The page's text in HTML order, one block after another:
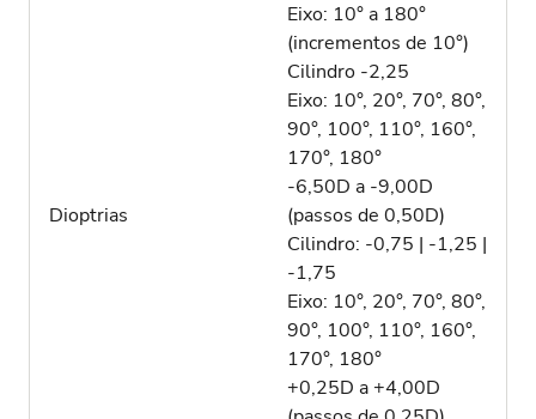
Dioptrias
Eixo: 10° a 180°
(incrementos de 10°)
Cilindro -2,25
Eixo: 10°, 20°, 70°, 80°,
90°, 100°, 110°, 160°,
170°, 180°
-6,50D a -9,00D
(passos de 0,50D)
Cilindro: -0,75 | -1,25 |
-1,75
Eixo: 10°, 20°, 70°, 80°,
90°, 100°, 110°, 160°,
170°, 180°
+0,25D a +4,00D